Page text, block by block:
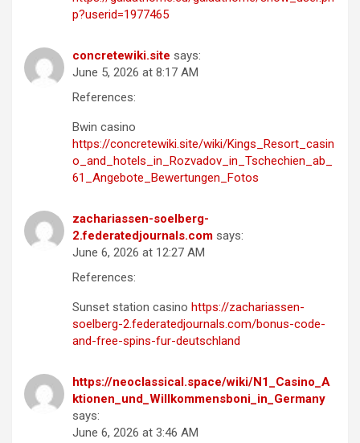
p?userid=1977465
concretewiki.site says:
June 5, 2026 at 8:17 AM
References:
Bwin casino
https://concretewiki.site/wiki/Kings_Resort_casin
o_and_hotels_in_Rozvadov_in_Tschechien_ab_
61_Angebote_Bewertungen_Fotos
zachariassen-soelberg-
2.federatedjournals.com says:
June 6, 2026 at 12:27 AM
References:
Sunset station casino https://zachariassen-
soelberg-2.federatedjournals.com/bonus-code-
and-free-spins-fur-deutschland
https://neoclassical.space/wiki/N1_Casino_A
ktionen_und_Willkommensboni_in_Germany
says:
June 6, 2026 at 3:46 AM